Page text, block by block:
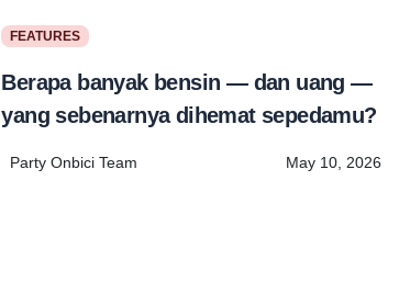
FEATURES
Berapa banyak bensin — dan uang —
yang sebenarnya dihemat sepedamu?
Party Onbici Team May 10, 2026